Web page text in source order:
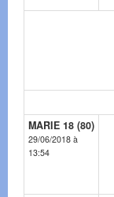
MARIE 18 (80)
29/06/2018 à
13:54